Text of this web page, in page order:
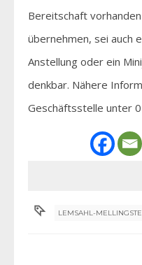
Bereitschaft
übernehmen, sei auch
Anstellung oder ein
denkbar. Nähere
Geschäftsstelle unter
LEMSAHL-